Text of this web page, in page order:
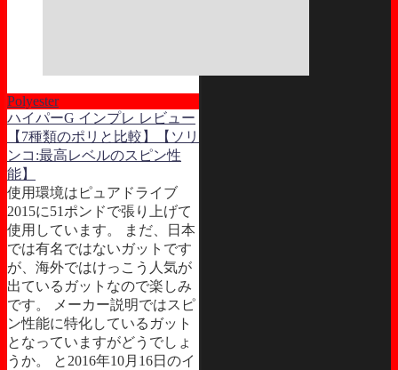
Polyester
ハイパーG インプレ レビュー
【7種類のポリと比較】【ソリ
ンコ:最高レベルのスピン性
能】
使用環境はピュアドライブ
2015に51ポンドで張り上げて
使用しています。 まだ、日本
では有名ではないガットです
が、海外ではけっこう人気が
出ているガットなので楽しみ
です。 メーカー説明ではスピ
ン性能に特化しているガット
となっていますがどうでしょ
うか。 と2016年10月16日のイ